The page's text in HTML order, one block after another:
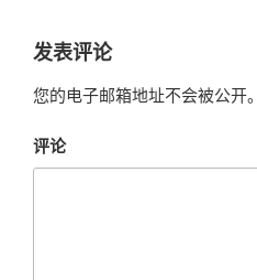
发表评论
您的电子邮箱地址不会被公开。
评论